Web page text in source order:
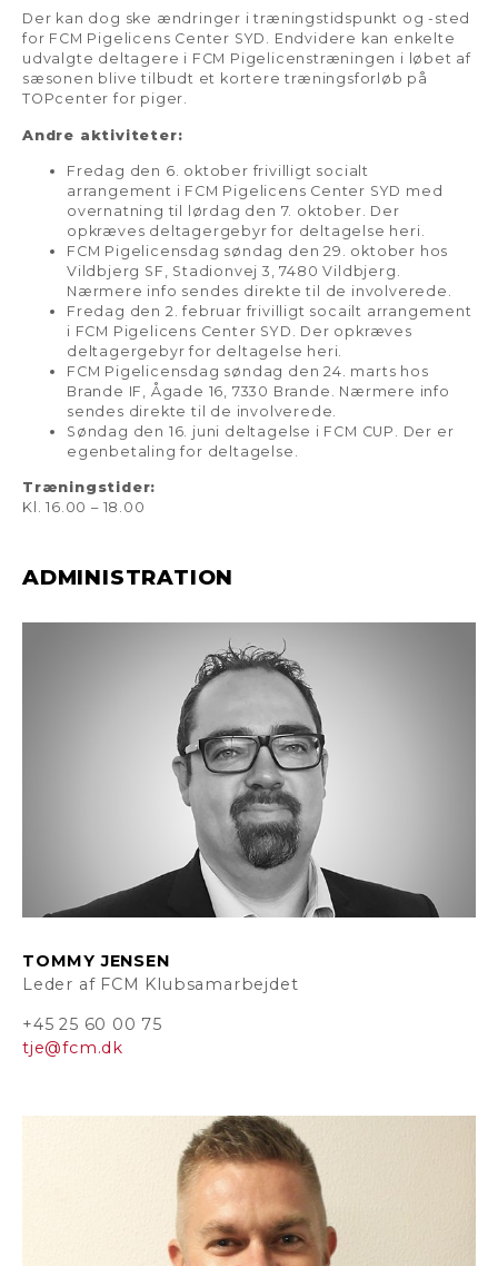
Der kan dog ske ændringer i træningstidspunkt og -sted
for FCM Pigelicens Center SYD. Endvidere kan enkelte
udvalgte deltagere i FCM Pigelicenstræningen i løbet af
sæsonen blive tilbudt et kortere træningsforløb på
TOPcenter for piger.
Andre aktiviteter:
Fredag den 6. oktober frivilligt socialt
arrangement i FCM Pigelicens Center SYD med
overnatning til lørdag den 7. oktober. Der
opkræves deltagergebyr for deltagelse heri.
FCM Pigelicensdag søndag den 29. oktober hos
Vildbjerg SF, Stadionvej 3, 7480 Vildbjerg.
Nærmere info sendes direkte til de involverede.
Fredag den 2. februar frivilligt socailt arrangement
i FCM Pigelicens Center SYD. Der opkræves
deltagergebyr for deltagelse heri.
FCM Pigelicensdag søndag den 24. marts hos
Brande IF, Ågade 16, 7330 Brande. Nærmere info
sendes direkte til de involverede.
Søndag den 16. juni deltagelse i FCM CUP. Der er
egenbetaling for deltagelse.
Træningstider:
Kl. 16.00 – 18.00
ADMINISTRATION
TOMMY JENSEN
Leder af FCM Klubsamarbejdet
+45 25 60 00 75
tje@fcm.dk